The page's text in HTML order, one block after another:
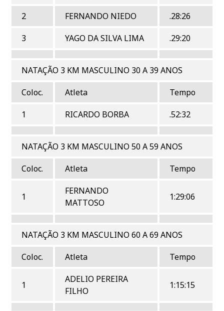
2 FERNANDO NIEDO
.28:26
3
YAGO DA SILVA LIMA .29:20
NATAÇÃO 3 KM MASCULINO 30 A 39 ANOS
Coloc.
Atleta
Tempo
1
RICARDO BORBA .52:32
NATAÇÃO 3 KM MASCULINO 50 A 59 ANOS
Coloc.
Atleta Tempo
1
FERNANDO
MATTOSO
1:29:06
NATAÇÃO 3 KM MASCULINO 60 A 69 ANOS
Coloc.
Atleta Tempo
1
ADELIO PEREIRA
FILHO
1:15:15